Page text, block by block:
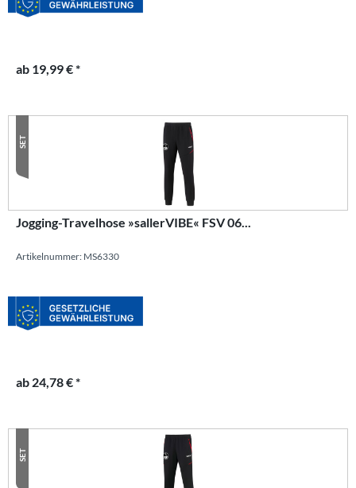
ab 19,99 € *
SET
Jogging-Travelhose »sallerVIBE« FSV 06...
Artikelnummer: MS6330
ab 24,78 € *
SET